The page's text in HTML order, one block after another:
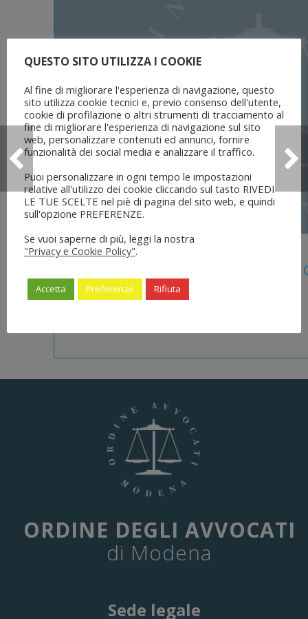
5 Agosto 2026
Legge 28 Luglio 2026 N. 137 “delega
Dell’ordinamento Forense”
ORDINE DEGLI AVVOCATI
di Modena
Sede legale
QUESTO SITO UTILIZZA I COOKIE
Al fine di migliorare l'esperienza di navigazione, questo
sito utilizza cookie tecnici e, previo consenso dell'utente,
cookie di profilazione o altri strumenti di tracciamento al
fine di migliorare l'esperienza di navigazione sul sito
web, personalizzare contenuti ed annunci, fornire
funzionalità dei social media e analizzare il traffico.
Puoi personalizzare in ogni tempo le impostazioni
relative all'utilizzo dei cookie cliccando sul tasto RIVEDI
LE TUE SCELTE nel piè di pagina del sito web, e quindi
sull'opzione PREFERENZE.
Se vuoi saperne di più, leggi la nostra
"Privacy e Cookie Policy".
Accetta Preferenze Rifiuta